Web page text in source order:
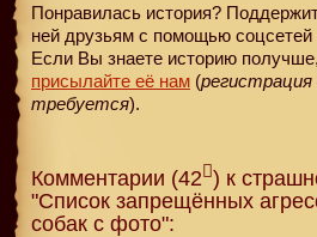
Понравилась история?
ней друзьям с помощью
Если Вы знаете историю
присылайте её нам (регистрация
требуется).
Комментарии (42 ) к
"Список запрещённых
собак с фото":